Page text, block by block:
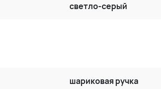
светло-серый
шариковая ручка